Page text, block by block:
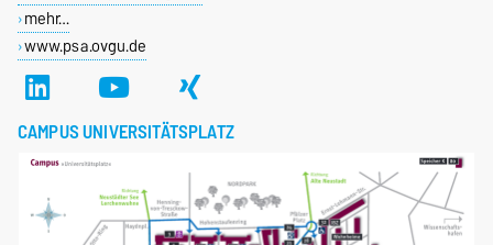
mehr…
www.psa.ovgu.de
CAMPUS UNIVERSITÄTSPLATZ